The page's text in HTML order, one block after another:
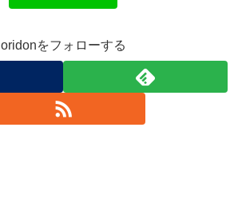
oridonをフォローする